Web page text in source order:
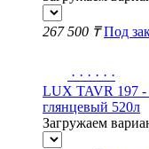
267 500 ₸ Под
· · · · · ·
LUX TAVR 197
глянцевый 520л
Загружаем